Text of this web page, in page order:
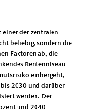
einer der zentralen
beliebig, sondern die
Faktoren ab, die
Rentenniveau
einhergeht,
2030 und darüber
werden. Der
und 2040